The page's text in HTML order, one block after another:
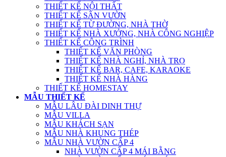
THIẾT KẾ NỘI THẤT
THIẾT KẾ SÂN VƯỜN
THIẾT KẾ TỪ ĐƯỜNG, NHÀ THỜ
THIẾT KẾ NHÀ XƯỞNG, NHÀ CÔNG NGHIỆP
THIẾT KẾ CÔNG TRÌNH
THIẾT KẾ VĂN PHÒNG
THIẾT KẾ NHÀ NGHỈ, NHÀ TRỌ
THIẾT KẾ BAR, CAFE, KARAOKE
THIẾT KẾ NHÀ HÀNG
THIẾT KẾ HOMESTAY
MẪU THIẾT KẾ
MẪU LÂU ĐÀI DINH THỰ
MẪU VILLA
MẪU KHÁCH SẠN
MẪU NHÀ KHUNG THÉP
MẪU NHÀ VƯỜN CẤP 4
NHÀ VƯỜN CẤP 4 MÁI BẰNG